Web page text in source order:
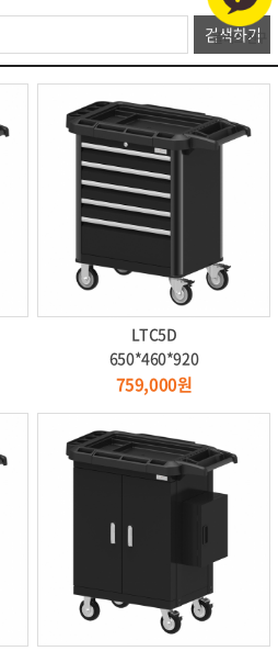
LTC5D
650*460*920
759,000원
플러스 친구